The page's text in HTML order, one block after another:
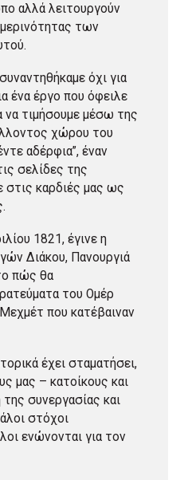
αλλά λειτουργούν
των
όχι για
ένα έργο που όφειλε
να τιμήσουμε μέσω της
χώρου του
αδέρφια”, έναν
σελίδες της
στις καρδιές μας ως
1821, έγινε η
Διάκου, Πανουργιά
πώς θα
του Ομέρ
που κατέβαιναν
έχει σταματήσει,
μας – κατοίκους και
συνεργασίας και
στόχοι
ενώνονται για τον